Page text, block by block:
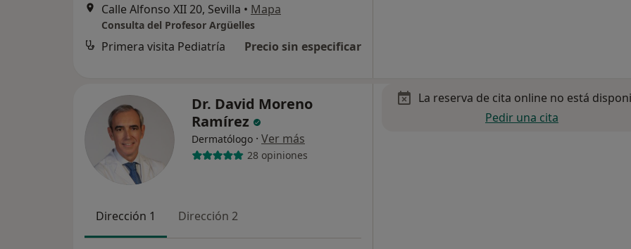
Calle Alfonso XII 20, Sevilla • Mapa
Consulta del Profesor Argüelles
Primera visita Pediatría Precio sin especificar
Dr. David Moreno
Ramírez
Dermatólogo · Ver más
28 opiniones
Dirección 1 Dirección 2
La reserva de cita online no está
Pedir una cita